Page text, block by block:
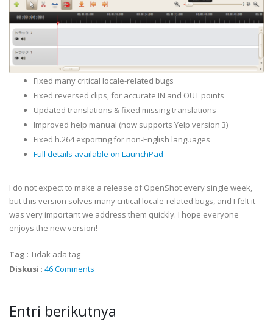
Fixed many critical locale-related bugs
Fixed reversed clips, for accurate IN and OUT points
Updated translations & fixed missing translations
Improved help manual (now supports Yelp version 3)
Fixed h.264 exporting for non-English languages
Full details available on LaunchPad
I do not expect to make a release of OpenShot every single week,
but this version solves many critical locale-related bugs, and I felt it
was very important we address them quickly. I hope everyone
enjoys the new version!
Tag : Tidak ada tag
Diskusi : 46 Comments
Entri berikutnya